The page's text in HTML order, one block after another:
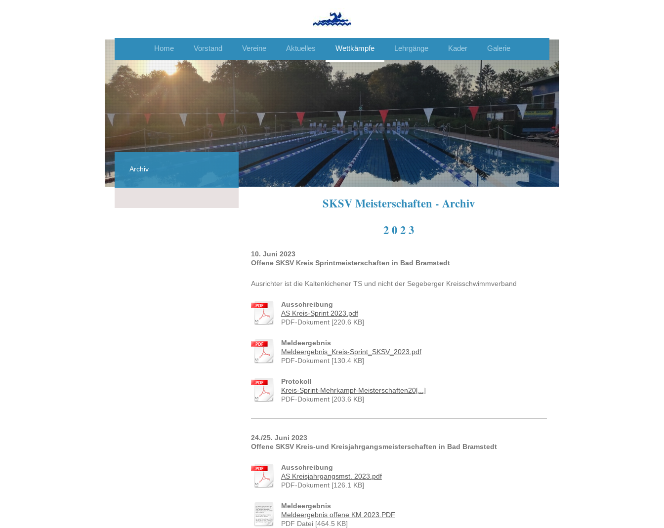
Home Vorstand Vereine Aktuelles Wettkämpfe Lehrgänge Kader Galerie
SKSV Meisterschaften - Archiv
2 0 2 3
10. Juni 2023
Offene SKSV Kreis Sprintmeisterschaften in Bad Bramstedt
Ausrichter ist die Kaltenkichener TS und nicht der Segeberger Kreisschwimmverband
Ausschreibung
AS Kreis-Sprint 2023.pdf
PDF-Dokument [220.6 KB]
Meldeergebnis
Meldeergebnis_Kreis-Sprint_SKSV_2023.pdf
PDF-Dokument [130.4 KB]
Protokoll
Kreis-Sprint-Mehrkampf-Meisterschaften20[...]
PDF-Dokument [203.6 KB]
24./25. Juni 2023
Offene SKSV Kreis-und Kreisjahrgangsmeisterschaften in Bad Bramstedt
Ausschreibung
AS Kreisjahrgangsmst. 2023.pdf
PDF-Dokument [126.1 KB]
Meldeergebnis
Meldeergebnis offene KM 2023.PDF
PDF Datei [464.5 KB]
Archiv